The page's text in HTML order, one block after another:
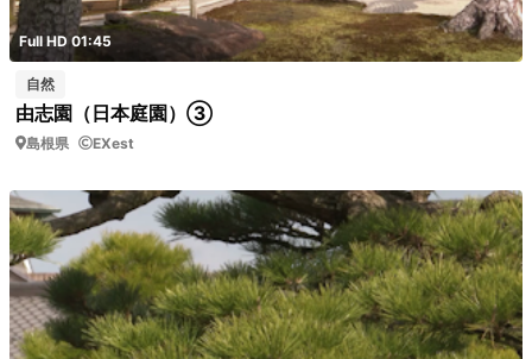
Full HD 01:45
自然
由志園（日本庭園）③
島根県 EXest